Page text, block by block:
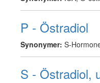
P - Östradiol
Synonymer: S-
S - Östradiol,